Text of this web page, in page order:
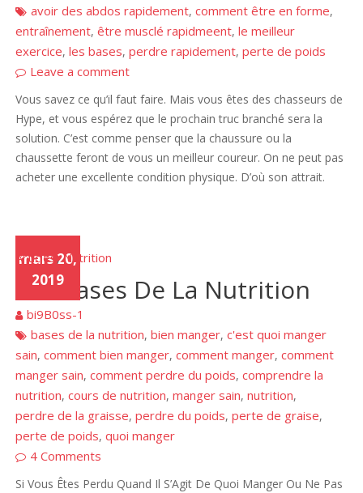
avoir des abdos rapidement,comment être en forme,
entraînement,être musclé rapidmeent,le meilleur
exercice,les bases,perdre rapidement,perte de poids
Leave a comment
Vous savez ce qu’il faut faire. Mais vous êtes des chasseurs de
Hype, et vous espérez que le prochain truc branché sera la
solution. C’est comme penser que la chaussure ou la
chaussette feront de vous un meilleur coureur. On ne peut pas
acheter une excellente condition physique. D’où son attrait.
mars 20,
2019
Articles ,Nutrition
Les Bases De La Nutrition
bi9B0ss-1
bases de la nutrition,bien manger,c'est quoi manger
sain,comment bien manger,comment manger,comment
manger sain,comment perdre du poids,comprendre la
nutrition,cours de nutrition,manger sain,nutrition,
perdre de la graisse,perdre du poids,perte de graise,
perte de poids,quoi manger
4 Comments
Si Vous Êtes Perdu Quand Il S’Agit De Quoi Manger Ou Ne Pas